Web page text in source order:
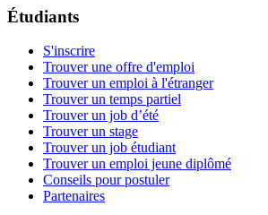
Étudiants
S'inscrire
Trouver une offre d'emploi
Trouver un emploi à l'étranger
Trouver un temps partiel
Trouver un job d’été
Trouver un stage
Trouver un job étudiant
Trouver un emploi jeune diplômé
Conseils pour postuler
Partenaires